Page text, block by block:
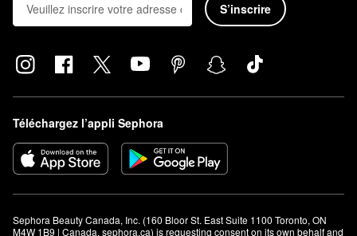
S’inscrire
Téléchargez l’appli Sephora
Sephora Beauty Canada, Inc. (160 Bloor St. East Suite 1100 Toronto, ON
M4W 1B9 | Canada, sephora.ca) is requesting consent on its own behalf and